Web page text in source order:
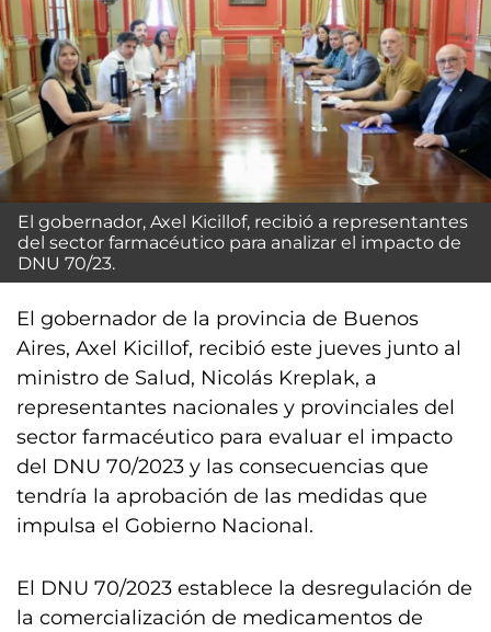
El gobernador, Axel Kicillof, recibió a representantes
del sector farmacéutico para analizar el impacto de
DNU 70/23.
El gobernador de la provincia de Buenos
Aires, Axel Kicillof, recibió este jueves junto al
ministro de Salud, Nicolás Kreplak, a
representantes nacionales y provinciales del
sector farmacéutico para evaluar el impacto
del DNU 70/2023 y las consecuencias que
tendría la aprobación de las medidas que
impulsa el Gobierno Nacional.
El DNU 70/2023 establece la desregulación de
la comercialización de medicamentos de